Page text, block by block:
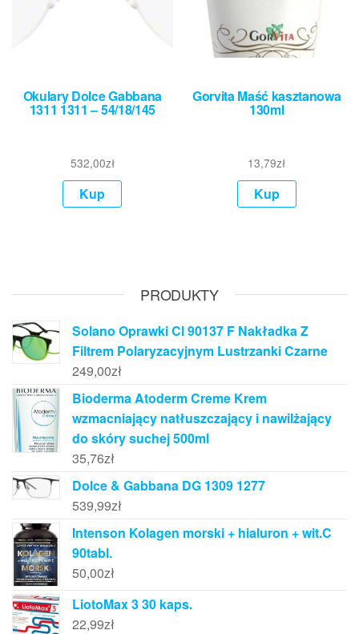
Okulary Dolce Gabbana
1311 1311 – 54/18/145
532,00zł
Kup
Gorvita Maść kasztanowa
130ml
13,79zł
Kup
PRODUKTY
Solano Oprawki Cl 90137 F Nakładka Z
Filtrem Polaryzacyjnym Lustrzanki Czarne
249,00zł
Bioderma Atoderm Creme Krem
wzmacniający natłuszczający i nawilżający
do skóry suchej 500ml
35,76zł
Dolce & Gabbana DG 1309 1277
539,99zł
Intenson Kolagen morski + hialuron + wit.C
90tabl.
50,00zł
LiotoMax 3 30 kaps.
22,99zł